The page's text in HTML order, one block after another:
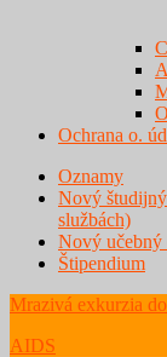
Ochrana o.
Oznamy
Nový
službách)
Nový učebný
Štipendium
Mrazivá exkurzia
AIDS